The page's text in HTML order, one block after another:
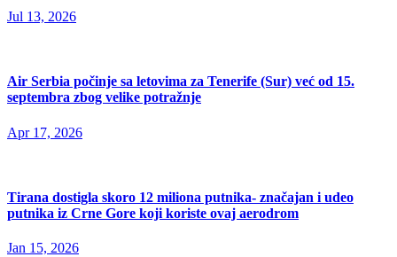
Jul 13, 2026
Air Serbia počinje sa letovima za Tenerife (Sur) već od 15.
septembra zbog velike potražnje
Apr 17, 2026
Tirana dostigla skoro 12 miliona putnika- značajan i udeo
putnika iz Crne Gore koji koriste ovaj aerodrom
Jan 15, 2026